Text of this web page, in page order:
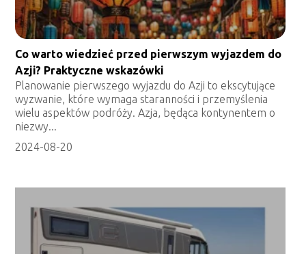
Co warto wiedzieć przed pierwszym wyjazdem do
Azji? Praktyczne wskazówki
Planowanie pierwszego wyjazdu do Azji to ekscytujące
wyzwanie, które wymaga staranności i przemyślenia
wielu aspektów podróży. Azja, będąca kontynentem o
niezwy...
2024-08-20